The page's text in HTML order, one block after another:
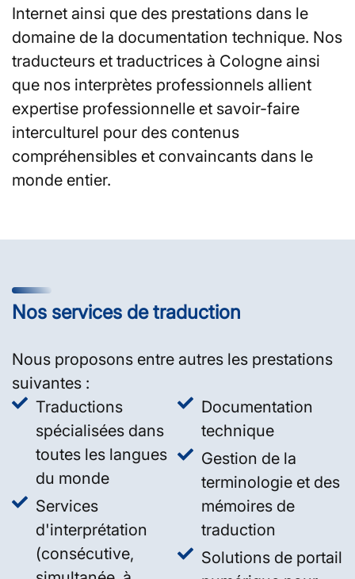
Internet ainsi que des prestations dans le
domaine de la documentation technique. Nos
traducteurs et traductrices à Cologne ainsi
que nos interprètes professionnels allient
expertise professionnelle et savoir-faire
interculturel pour des contenus
compréhensibles et convaincants dans le
monde entier.
Nos services de traduction
Nous proposons entre autres les prestations
suivantes :
Traductions
spécialisées dans
toutes les langues
du monde
Services
d'interprétation
(consécutive,
Documentation
technique
Gestion de la
terminologie et des
mémoires de
traduction
Solutions de portail